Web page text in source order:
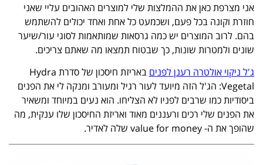
אני מצרפת כאן את ההמלצות שלי למוצרים האהובים עליי שאני
חוזרת וקונה בכל פעם, ושכמעט כל אחת ואחד יכולים להשתמש
בהם. לרוב המוצרים יש כמה גרסאות שמותאמות לסוגי עור/שיער
שונים ולמטרות שונות, כך שבטוח תמצאו מה שאתם צריכים.
ג'ל ניקוי אולטרה רענן לפנים
באריזת חיסכון של סדרת Hydra
Vegetal: הג'ל הזה מיועד לעור רגיל ומעורב ומנקה לי את הפנים
ביסודיות כמו שרבים לפניו לא הצליחו. הוא נעים במיוחד ומשאיר
את הפנים שלי רכים ורעננים מאוד ואריזת החיסכון שלו ענקית, מה
שהופך את ה- value for money שלה לאדיר.